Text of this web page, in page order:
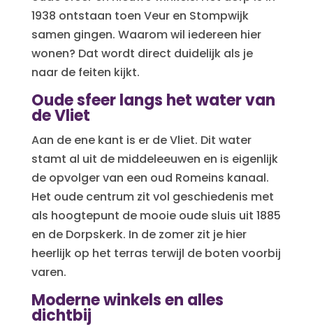
1938 ontstaan toen Veur en Stompwijk
samen gingen. Waarom wil iedereen hier
wonen? Dat wordt direct duidelijk als je
naar de feiten kijkt.
Oude sfeer langs het water van
de Vliet
Aan de ene kant is er de Vliet. Dit water
stamt al uit de middeleeuwen en is eigenlijk
de opvolger van een oud Romeins kanaal.
Het oude centrum zit vol geschiedenis met
als hoogtepunt de mooie oude sluis uit 1885
en de Dorpskerk. In de zomer zit je hier
heerlijk op het terras terwijl de boten voorbij
varen.
Moderne winkels en alles
dichtbij